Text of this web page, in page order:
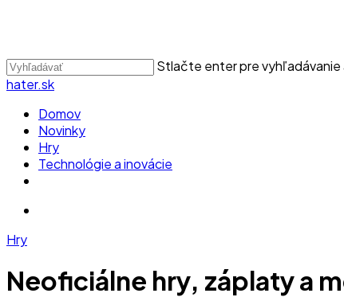
content
Stlačte enter pre vyhľadávanie
Close
hater.sk
vyhľadávať
Menu Domov
Novinky
Hry
Technológie a inovácie
Hry
Neoficiálne hry, záplaty a